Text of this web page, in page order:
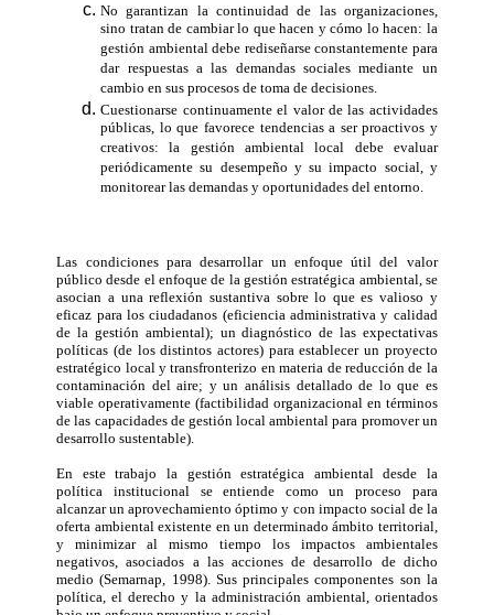
No garantizan la continuidad de las organizaciones,
sino tratan de cambiar lo que hacen y cómo lo hacen: la
gestión ambiental debe rediseñarse constantemente para
dar respuestas a las demandas sociales mediante un
cambio en sus procesos de toma de decisiones.
Cuestionarse continuamente el valor de las actividades
públicas, lo que favorece tendencias a ser proactivos y
creativos: la gestión ambiental local debe evaluar
periódicamente su desempeño y su impacto social, y
monitorear las demandas y oportunidades del entorno.
Las condiciones para desarrollar un enfoque útil del valor
público desde el enfoque de la gestión estratégica ambiental, se
asocian a una reflexión sustantiva sobre lo que es valioso y
eficaz para los ciudadanos (eficiencia administrativa y calidad
de la gestión ambiental); un diagnóstico de las expectativas
políticas (de los distintos actores) para establecer un proyecto
estratégico local y transfronterizo en materia de reducción de la
contaminación del aire; y un análisis detallado de lo que es
viable operativamente (factibilidad organizacional en términos
de las capacidades de gestión local ambiental para promover un
desarrollo sustentable).
En este trabajo la gestión estratégica ambiental desde la
política institucional se entiende como un proceso para
alcanzar un aprovechamiento óptimo y con impacto social de la
oferta ambiental existente en un determinado ámbito territorial,
y minimizar al mismo tiempo los impactos ambientales
negativos, asociados a las acciones de desarrollo de dicho
medio (Semarnap, 1998). Sus principales componentes son la
política, el derecho y la administración ambiental, orientados